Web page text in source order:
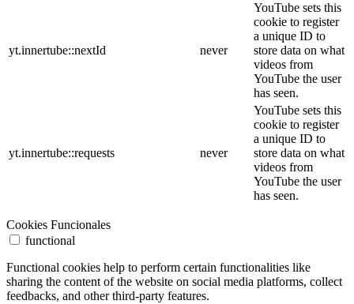
yt.innertube::nextId never
YouTube sets this
cookie to register
a unique ID to
store data on what
videos from
YouTube the user
has seen.
yt.innertube::requests never
YouTube sets this
cookie to register
a unique ID to
store data on what
videos from
YouTube the user
has seen.
Cookies Funcionales
functional
Functional cookies help to perform certain functionalities like
sharing the content of the website on social media platforms, collect
feedbacks, and other third-party features.